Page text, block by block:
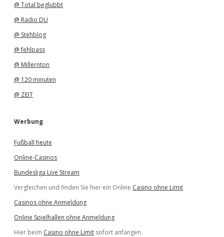
@ Total beglubbt
@ Radio DU
@ Stehblog
@ fehlpass
@ Millernton
@ 120 minuten
@ ZEIT
Werbung
Fußball heute
Online-Casinos
Bundesliga Live Stream
Vergleichen und finden Sie hier ein Online Casino ohne Limit
Casinos ohne Anmeldung
Online Spielhallen ohne Anmeldung
Hier beim Casino ohne Limit sofort anfangen.